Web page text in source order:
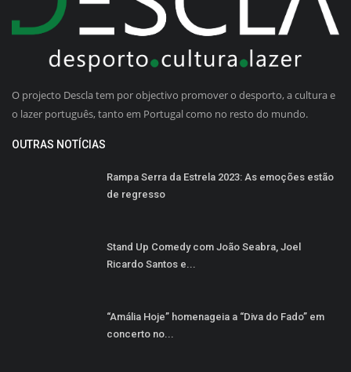
O projecto Descla tem por objectivo promover o desporto, a cultura e
o lazer português, tanto em Portugal como no resto do mundo.
OUTRAS NOTÍCIAS
Rampa Serra da Estrela 2023: As emoções estão
de regresso
Stand Up Comedy com João Seabra, Joel
Ricardo Santos e...
“Amália Hoje” homenageia a “Diva do Fado” em
concerto no...